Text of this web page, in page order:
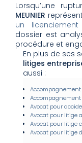
Lorsqu’une
MEUNIER
un
dossier est
procédure et
En plus de ses
litiges
aussi :
Avocat pour
Avocat pour litige
Avocat pour litige
Avocat pour litige